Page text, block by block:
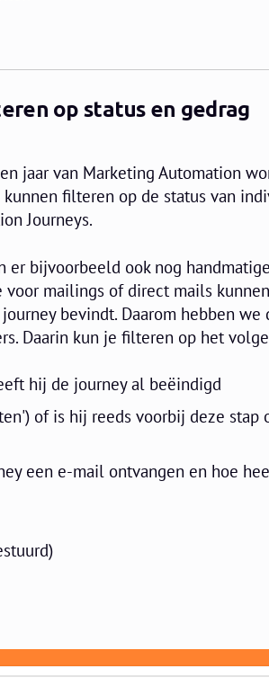
op status en gedrag
jaar van Marketing Automation
filteren op de status van
Journeys.
er bijvoorbeeld ook nog
mailings of direct mails
bevindt. Daarom hebben we
Daarin kun je filteren op het
hij de journey al beëindigd
of is hij reeds voorbij deze stap
een e-mail ontvangen en hoe